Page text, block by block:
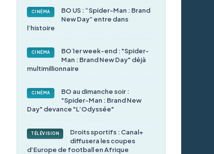
CINÉMA
BO US : “Spider-Man : Brand
New Day” entre dans
l’histoire
CINÉMA
BO 1er week-end : "Spider-
Man : Brand New Day" déjà
multimillionnaire
CINÉMA
BO au dimanche soir :
"Spider-Man : Brand New
Day" devance "L’Odyssée"
TÉLÉVISION
Droits sportifs : Canal+
diffusera les coupes
d’Europe de football en Afrique